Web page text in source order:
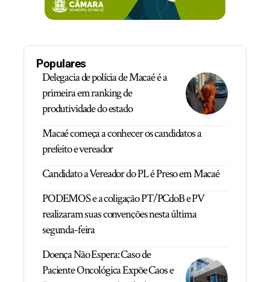
Populares
Delegacia de polícia de Macaé é a
primeira em ranking de
produtividade do estado
Macaé começa a conhecer os candidatos a
prefeito e vereador
Candidato a Vereador do PL é Preso em Macaé
PODEMOS e a coligação PT/PCdoB e PV
realizaram suas convenções nesta última
segunda-feira
Doença Não Espera: Caso de
Paciente Oncológica Expõe Caos e